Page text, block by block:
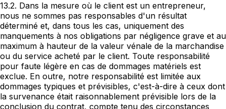
13.2. Dans la mesure où le client est un entrepreneur,
nous ne sommes pas responsables d'un résultat
déterminé et, dans tous les cas, uniquement des
manquements à nos obligations par négligence grave et au
maximum à hauteur de la valeur vénale de la marchandise
ou du service acheté par le client. Toute responsabilité
pour faute légère en cas de dommages matériels est
exclue. En outre, notre responsabilité est limitée aux
dommages typiques et prévisibles, c'est-à-dire à ceux dont
la survenance était raisonnablement prévisible lors de la
conclusion du contrat, compte tenu des circonstances